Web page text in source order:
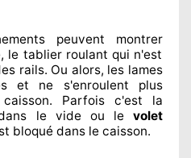
peuvent montrer
le tablier roulant qui n'est
rails. Ou alors, les lames
et ne s'enroulent plus
Parfois c'est la
le vide ou le volet
bloqué dans le caisson.